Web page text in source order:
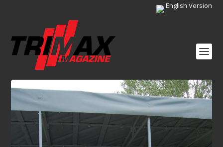
English Version